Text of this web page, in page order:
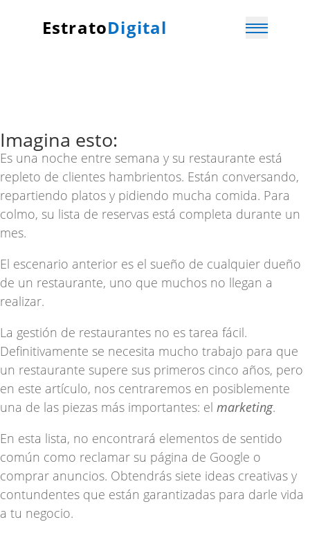
EstratoDigital
Imagina esto:
Es una noche entre semana y su restaurante está
repleto de clientes hambrientos. Están conversando,
repartiendo platos y pidiendo mucha comida. Para
colmo, su lista de reservas está completa durante un
mes.
El escenario anterior es el sueño de cualquier dueño
de un restaurante, uno que muchos no llegan a
realizar.
La gestión de restaurantes no es tarea fácil.
Definitivamente se necesita mucho trabajo para que
un restaurante supere sus primeros cinco años, pero
en este artículo, nos centraremos en posiblemente
una de las piezas más importantes: el marketing.
En esta lista, no encontrará elementos de sentido
común como reclamar su página de Google o
comprar anuncios. Obtendrás siete ideas creativas y
contundentes que están garantizadas para darle vida
a tu negocio.